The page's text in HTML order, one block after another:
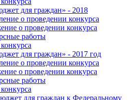
для граждан» - 2018
о проведении конкурса
о проведении конкурса
работы
для граждан» - 2017 год
о проведении конкурса
о проведении конкурса
работы
для граждан к Федеральному